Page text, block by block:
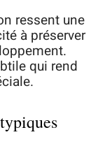
ressent une
à préserver
qui rend